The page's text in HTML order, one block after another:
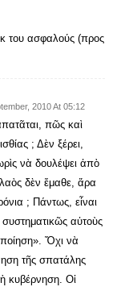
του ασφαλούς (προς
2010 At 05:12
πῶς καὶ
; Δὲν ξέρει,
νὰ δουλέψει ἀπὸ
δὲν ἔμαθε, ἄρα
; Πάντως, εἶναι
συστηματικῶς αὐτοὺς
Ὄχι νὰ
τῆς σπατάλης
κυβέρνηση. Οἱ